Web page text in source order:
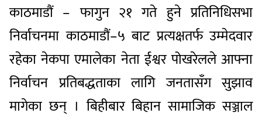
काठमाडौं – फागुन २१ गते हुने प्रतिनिधिसभा
निर्वाचनमा काठमाडौं–५ बाट प्रत्यक्षतर्फ उम्मेदवार
रहेका नेकपा एमालेका नेता ईश्वर पोखरेलले आफ्ना
निर्वाचन प्रतिबद्धताका लागि जनतासँग सुझाव
मागेका छन् । बिहीबार बिहान सामाजिक सञ्जाल